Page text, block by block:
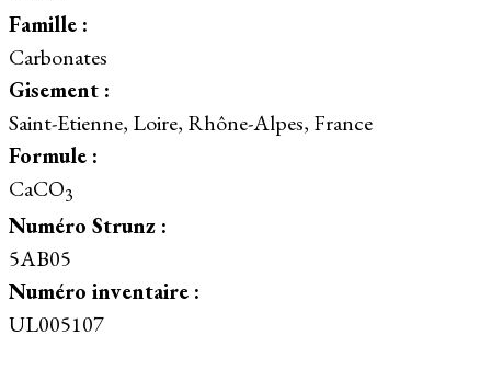
Famille :
Carbonates
Gisement :
Saint-Etienne, Loire, Rhône-Alpes, France
Formule :
CaCO3
Numéro Strunz :
5AB05
Numéro inventaire :
UL005107